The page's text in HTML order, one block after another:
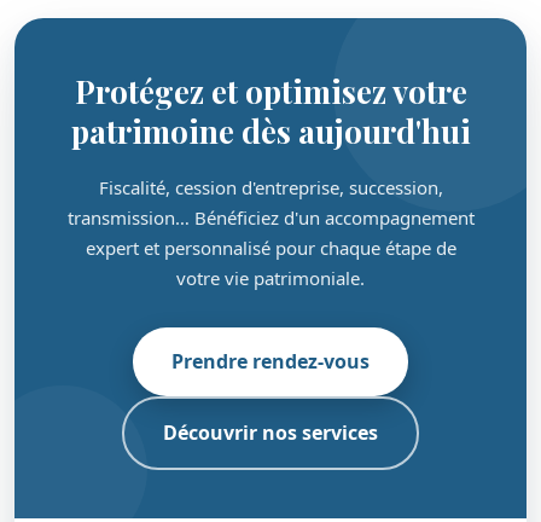
Protégez et optimisez votre
patrimoine dès aujourd'hui
Fiscalité, cession d'entreprise, succession,
transmission… Bénéficiez d'un accompagnement
expert et personnalisé pour chaque étape de
votre vie patrimoniale.
Prendre rendez-vous
Découvrir nos services